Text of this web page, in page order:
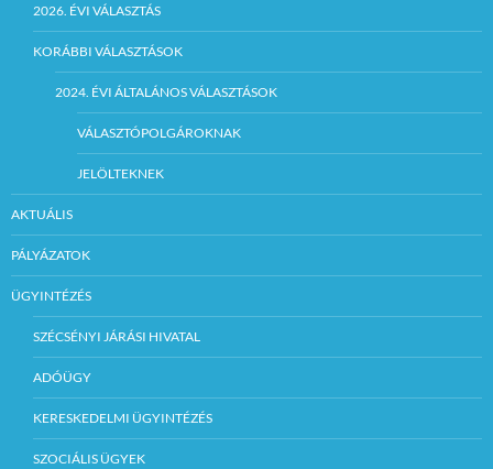
2026. ÉVI VÁLASZTÁS
KORÁBBI VÁLASZTÁSOK
2024. ÉVI ÁLTALÁNOS VÁLASZTÁSOK
VÁLASZTÓPOLGÁROKNAK
JELÖLTEKNEK
AKTUÁLIS
PÁLYÁZATOK
ÜGYINTÉZÉS
SZÉCSÉNYI JÁRÁSI HIVATAL
ADÓÜGY
KERESKEDELMI ÜGYINTÉZÉS
SZOCIÁLIS ÜGYEK